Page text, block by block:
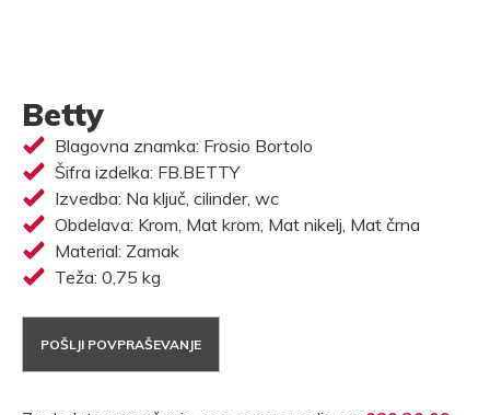
Betty
Blagovna znamka: Frosio Bortolo
Šifra izdelka: FB.BETTY
Izvedba: Na ključ, cilinder, wc
Obdelava: Krom, Mat krom, Mat nikelj, Mat črna
Material: Zamak
Teža: 0,75 kg
POŠLJI POVPRAŠEVANJE